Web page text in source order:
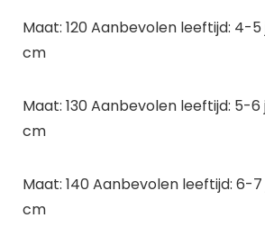
Maat: 120 Aanbevolen leeftijd: 4-
cm
Maat: 130 Aanbevolen leeftijd: 5-6
cm
Maat: 140 Aanbevolen leeftijd: 6-
cm